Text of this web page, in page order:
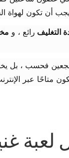
التغليف رائع ، و
فحسب ، بل
لعبة